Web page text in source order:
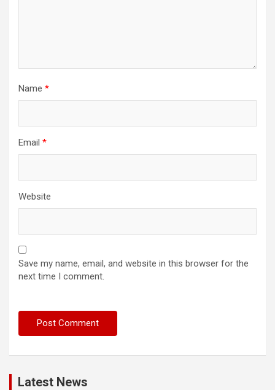
Name *
Email *
Website
Save my name, email, and website in this browser for the
next time I comment.
Latest News